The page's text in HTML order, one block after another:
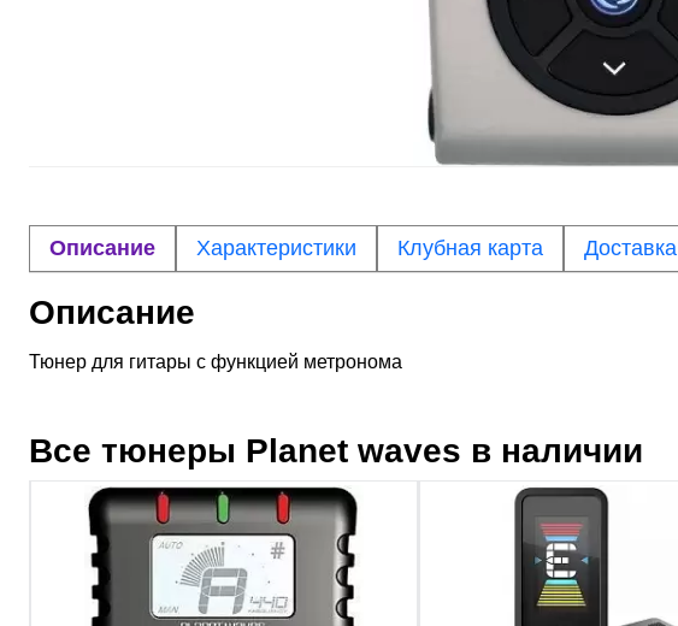
Описание Характеристики Клубная карта Доставка
Описание
Тюнер для гитары с функцией метронома
Все тюнеры Planet waves в наличии